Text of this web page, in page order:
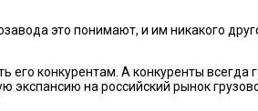
это понимают, и им никакого
конкурентам. А конкуренты
на российский рынок